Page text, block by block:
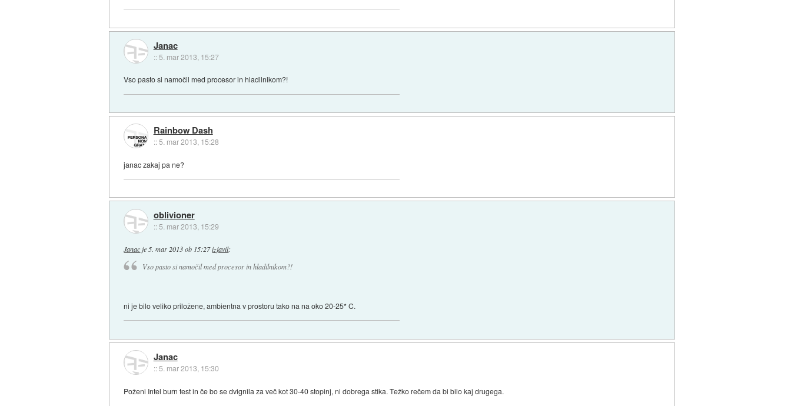
Janac
:: 5. mar 2013, 15:27
Vso pasto si namočil med procesor in hladilnikom?!
Rainbow Dash
::5. mar 2013, 15:28
janac zakaj pa ne?
oblivioner
:: 5. mar 2013, 15:29
Janac je 5. mar 2013 ob 15:27izjavil:
Vso pasto si namočil med procesor in hladilnikom?!
ni je bilo veliko priložene, ambientna v prostoru tako na na oko 20-25* C.
Janac
::5. mar 2013, 15:30
Poženi Intel burn test in če bo se dvignila za več kot 30-40 stopinj, ni dobrega stika. Težko rečem da bi bilo kaj drugega.